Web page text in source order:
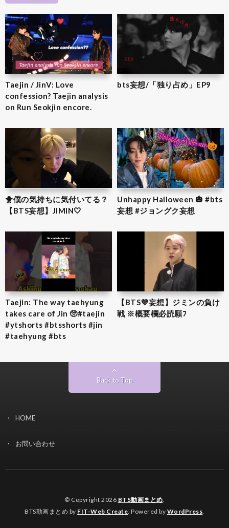
Taejin / JinV: Love
confession? Taejin analysis
on Run Seokjin encore.
bts妄想/「独り占め」EP9
🐥僕の気持ちに気付いてる？
【BTS妄想】JIMIN‎🤍
Unhappy Halloween 🎃 #bts
妄想 #ジョングク妄想
Taejin: The way taehyung
takes care of Jin 🥺#taejin
#ytshorts #btsshorts #jin
#taehyung #bts
【BTS💜‪妄想】ジミンの負け
戦 ※概要欄必読願ﾌ
Back to Top
HOME
お問い合わせ
© Copyright 2026 BTS動画まとめ.
BTS動画まとめ by FIT-Web Create. Powered by WordPress.